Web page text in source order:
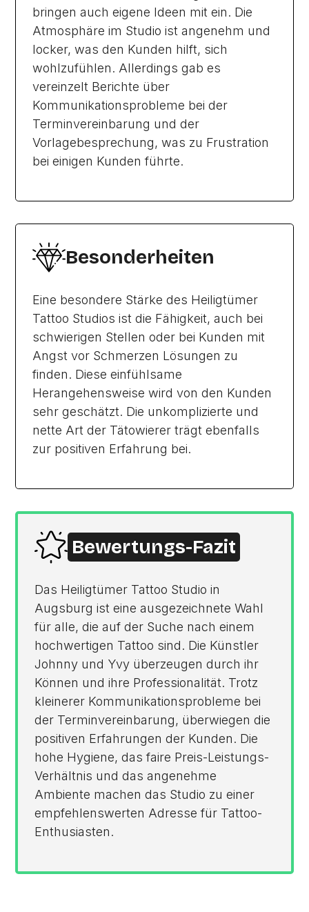
bringen auch eigene Ideen mit ein. Die
Atmosphäre im Studio ist angenehm und
locker, was den Kunden hilft, sich
wohlzufühlen. Allerdings gab es
vereinzelt Berichte über
Kommunikationsprobleme bei der
Terminvereinbarung und der
Vorlagebesprechung, was zu Frustration
bei einigen Kunden führte.
Besonderheiten
Eine besondere Stärke des Heiligtümer
Tattoo Studios ist die Fähigkeit, auch bei
schwierigen Stellen oder bei Kunden mit
Angst vor Schmerzen Lösungen zu
finden. Diese einfühlsame
Herangehensweise wird von den Kunden
sehr geschätzt. Die unkomplizierte und
nette Art der Tätowierer trägt ebenfalls
zur positiven Erfahrung bei.
Bewertungs-Fazit
Das Heiligtümer Tattoo Studio in
Augsburg ist eine ausgezeichnete Wahl
für alle, die auf der Suche nach einem
hochwertigen Tattoo sind. Die Künstler
Johnny und Yvy überzeugen durch ihr
Können und ihre Professionalität. Trotz
kleinerer Kommunikationsprobleme bei
der Terminvereinbarung, überwiegen die
positiven Erfahrungen der Kunden. Die
hohe Hygiene, das faire Preis-Leistungs-
Verhältnis und das angenehme
Ambiente machen das Studio zu einer
empfehlenswerten Adresse für Tattoo-
Enthusiasten.